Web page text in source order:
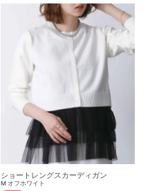
ショートレングスカーディガン
M オフホワイト